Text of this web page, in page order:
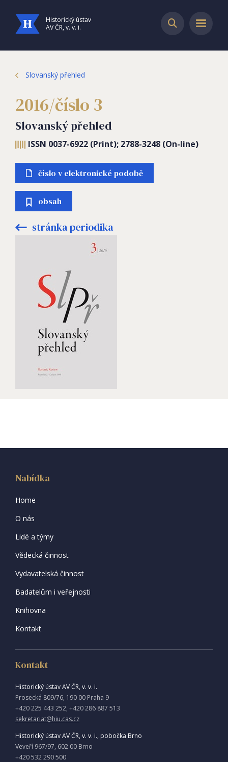
Historický ústav
AV ČR, v. v. i.
Slovanský přehled
2016/číslo 3
Slovanský přehled
ISSN 0037-6922 (Print); 2788-3248 (On-line)
číslo v elektronické podobě
obsah
stránka periodika
Nabídka
Home
O nás
Lidé a týmy
Vědecká činnost
Vydavatelská činnost
Badatelům i veřejnosti
Knihovna
Kontakt
Kontakt
Historický ústav AV ČR, v. v. i.
Prosecká 809/76, 190 00 Praha 9
+420 225 443 252, +420 286 887 513
sekretariat@hiu.cas.cz
Historický ústav AV ČR, v. v. i., pobočka Brno
Veveří 967/97, 602 00 Brno
+420 532 290 500